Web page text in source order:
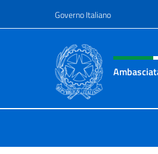
Governo Italiano
Intestazione